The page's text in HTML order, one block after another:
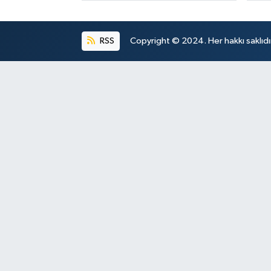
RSS Copyright © 2024. Her hakkı